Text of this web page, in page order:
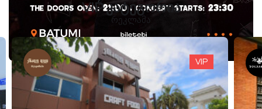
VIP კატეგორია
რეკლამა
VIP